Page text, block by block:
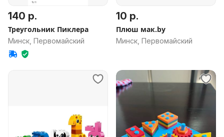
140 р.
Треугольник Пиклера
Минск, Первомайский
10 р.
Плюш мак.by
Минск, Первомайский